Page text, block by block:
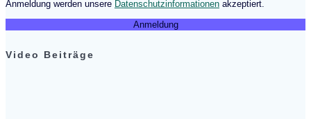
Anmeldung werden unsere Datenschutzinformationen akzeptiert.
Video Beiträge